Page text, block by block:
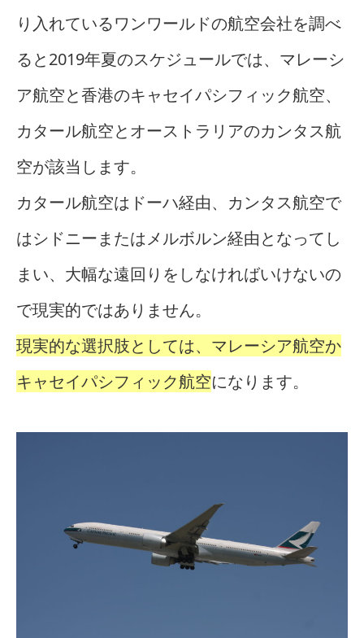
り入れているワンワールドの航空会社を調べ
ると2019年夏のスケジュールでは、マレーシ
ア航空と香港のキャセイパシフィック航空、
カタール航空とオーストラリアのカンタス航
空が該当します。
カタール航空はドーハ経由、カンタス航空で
はシドニーまたはメルボルン経由となってし
まい、大幅な遠回りをしなければいけないの
で現実的ではありません。
現実的な選択肢としては、マレーシア航空か
キャセイパシフィック航空になります。